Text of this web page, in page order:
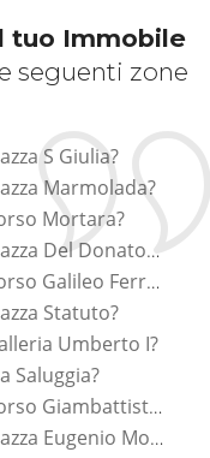
tuo Immobile
seguenti zone
S Giulia?
Marmolada?
Mortara?
Vendere o Affittare in Piazza Del Donatore Di Sangue?
Vendere o Affittare in Corso Galileo Ferraris?
Statuto?
Umberto I?
Saluggia?
Vendere o Affittare in Corso Giambattista Beccaria?
Vendere o Affittare in Piazza Eugenio Montale?